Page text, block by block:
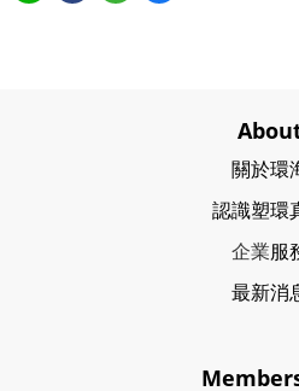
關於環
認識塑環
企業服
最新消